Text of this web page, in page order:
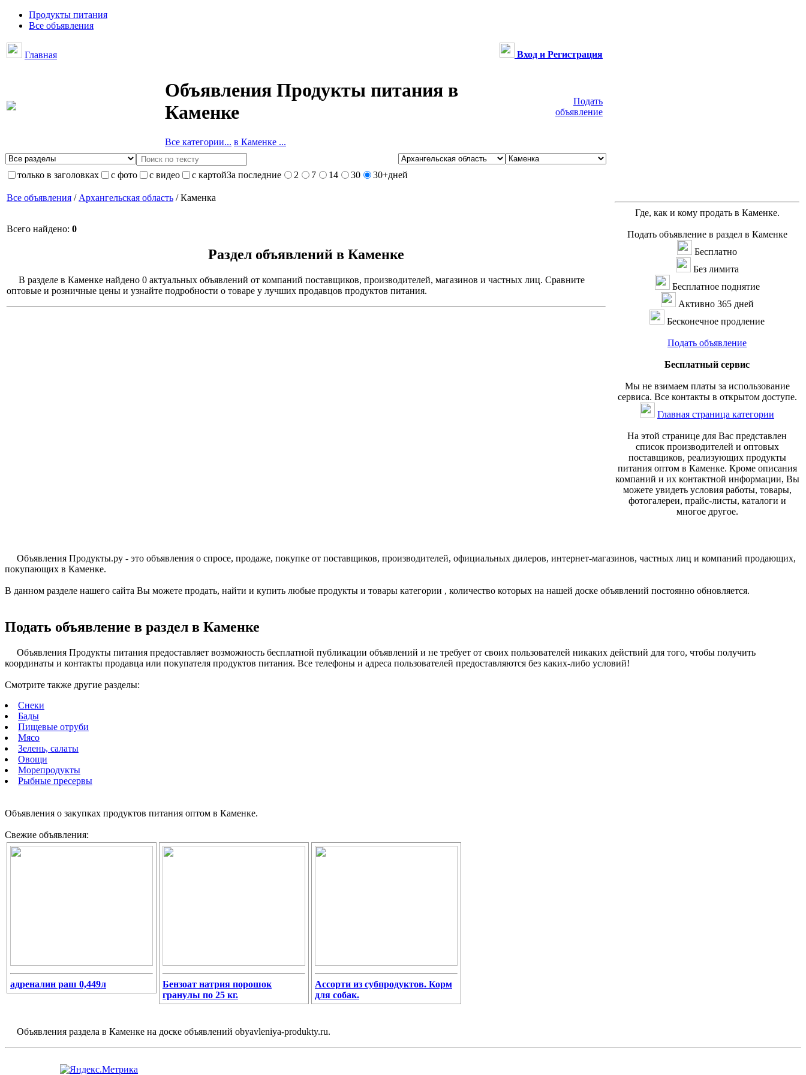
Продукты питания
Все объявления
Главная Вход и Регистрация
Объявления Продукты питания в
Каменке
Все категории... в Каменке ...
Подать
объявление
только в заголовках с фото с видео с картойЗа последние 2 7 14 30 30+дней
Все объявления / Архангельская область / Каменка
Всего найдено: 0
Раздел объявлений в Каменке
В разделе в Каменке найдено 0 актуальных объявлений от компаний поставщиков, производителей, магазинов и частных лиц. Сравните
оптовые и розничные цены и узнайте подробности о товаре у лучших продавцов продуктов питания.
Где, как и кому продать в Каменке.
Подать объявление в раздел в Каменке
Бесплатно
Без лимита
Бесплатное поднятие
Активно 365 дней
Бесконечное продление
Подать объявление
Бесплатный сервис
Мы не взимаем платы за использование
сервиса. Все контакты в открытом доступе.
Главная страница категории
На этой странице для Вас представлен
список производителей и оптовых
поставщиков, реализующих продукты
питания оптом в Каменке. Кроме описания
компаний и их контактной информации, Вы
можете увидеть условия работы, товары,
фотогалереи, прайс-листы, каталоги и
многое другое.
Объявления Продукты.ру - это объявления о спросе, продаже, покупке от поставщиков, производителей, официальных дилеров, интернет-магазинов, частных лиц и компаний продающих,
покупающих в Каменке.
В данном разделе нашего сайта Вы можете продать, найти и купить любые продукты и товары категории , количество которых на нашей доске объявлений постоянно обновляется.
Подать объявление в раздел в Каменке
Объявления Продукты питания предоставляет возможность бесплатной публикации объявлений и не требует от своих пользователей никаких действий для того, чтобы получить
координаты и контакты продавца или покупателя продуктов питания. Все телефоны и адреса пользователей предоставляются без каких-либо условий!
Смотрите также другие разделы:
Снеки
Бады
Пищевые отруби
Мясо
Зелень, салаты
Овощи
Морепродукты
Рыбные пресервы
Объявления о закупках продуктов питания оптом в Каменке.
Свежие объявления:
адреналин раш 0,449л
Бензоат натрия порошок
гранулы по 25 кг.
Ассорти из субпродуктов. Корм
для собак.
Объявления раздела в Каменке на доске объявлений obyavleniya-produkty.ru.